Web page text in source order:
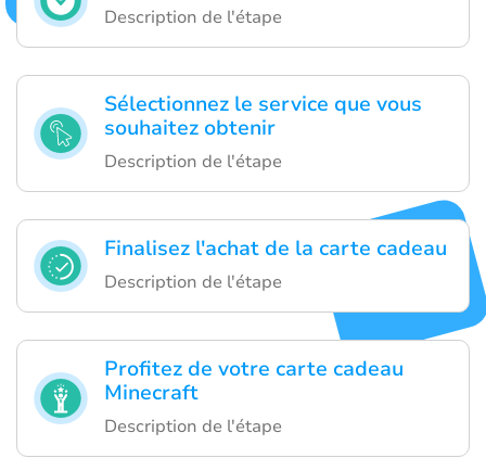
Description de l'étape
Sélectionnez le service que vous
souhaitez obtenir
Description de l'étape
Finalisez l'achat de la carte cadeau
Description de l'étape
Profitez de votre carte cadeau
Minecraft
Description de l'étape